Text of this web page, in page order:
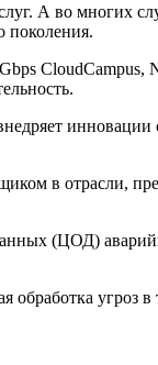
А во многих
поколения.
CloudCampus,
инновации
в отрасли,
(ЦОД)
угроз в